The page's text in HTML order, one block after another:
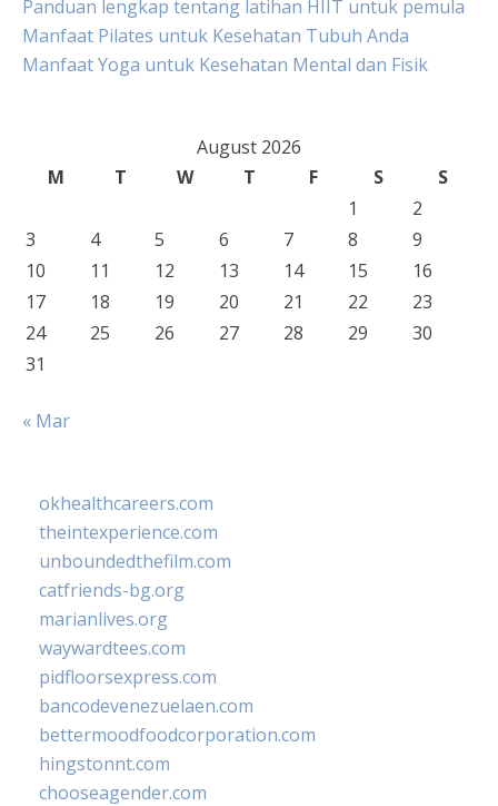
Panduan lengkap tentang latihan HIIT untuk pemula
Manfaat Pilates untuk Kesehatan Tubuh Anda
Manfaat Yoga untuk Kesehatan Mental dan Fisik
August 2026
M
T W T F S
S
1
2
3
4 5 6 7 8
9
10
11 12 13 14 15
16
17
18 19 20 21 22
23
24
25 26 27 28 29
30
31
« Mar
okhealthcareers.com
theintexperience.com
unboundedthefilm.com
catfriends-bg.org
marianlives.org
waywardtees.com
pidfloorsexpress.com
bancodevenezuelaen.com
bettermoodfoodcorporation.com
hingstonnt.com
chooseagender.com